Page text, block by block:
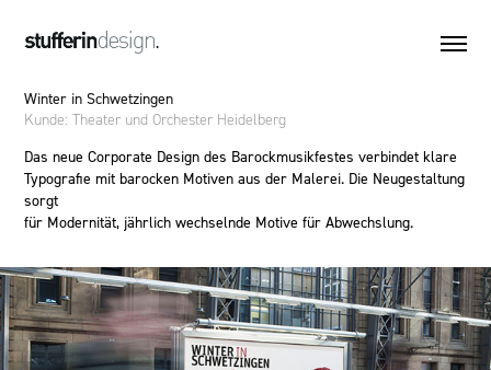
Winter in Schwetzingen
Kunde: Theater und Orchester Heidelberg
Das neue Corporate Design des Barockmusikfestes verbindet klare
Typografie mit barocken Motiven aus der Malerei. Die Neugestaltung
sorgt
für Modernität, jährlich wechselnde Motive für Abwechslung.